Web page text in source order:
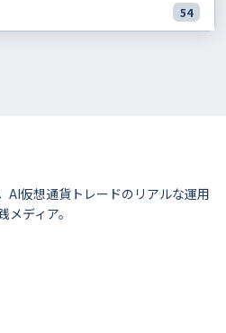
54
AI仮想通貨トレードのリアルな運用
ディア。